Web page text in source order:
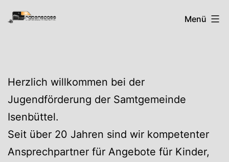
Zum
Inhalt
RabenspassMenü
Herzlich willkommen bei der
Jugendförderung der Samtgemeinde
Isenbüttel.
Seit über 20 Jahren sind wir kompetenter
Ansprechpartner für Angebote für Kinder,